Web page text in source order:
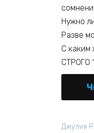
Нужно
Разве
С каким
СТРОГО
Джулия